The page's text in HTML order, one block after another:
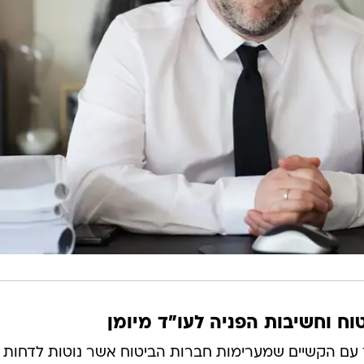
וחשיבות הפניה לעו"ד מיומן
עם הקשיים שמערימות חברות הביטוח אשר נוטות לדחות